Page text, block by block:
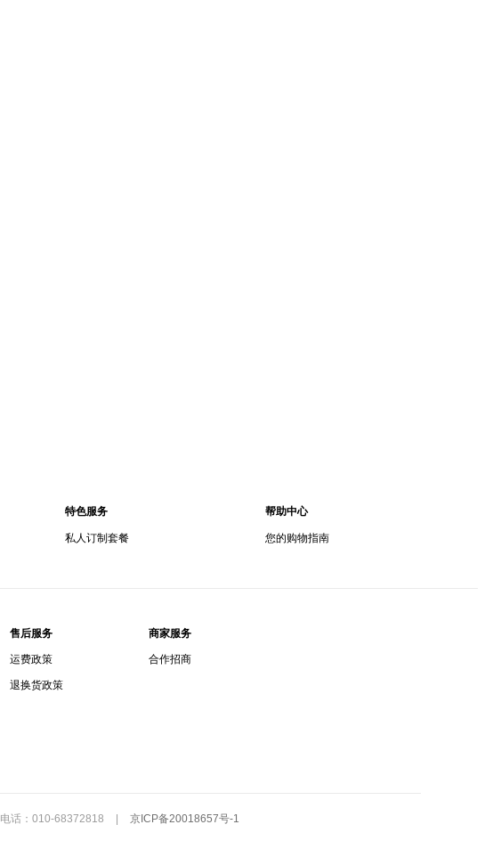
特色服务
私人订制套餐
帮助中心
您的购物指南
售后服务
运费政策
退换货政策
商家服务
合作招商
电话：010-68372818 京ICP备20018657号-1